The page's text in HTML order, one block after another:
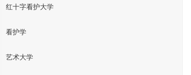
红十字看护大学
看护学
艺术大学